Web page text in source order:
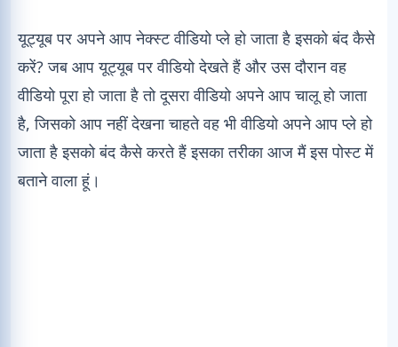
यूट्यूब पर अपने आप नेक्स्ट वीडियो प्ले हो जाता है इसको बंद कैसे
करें? जब आप यूट्यूब पर वीडियो देखते हैं और उस दौरान वह
वीडियो पूरा हो जाता है तो दूसरा वीडियो अपने आप चालू हो जाता
है, जिसको आप नहीं देखना चाहते वह भी वीडियो अपने आप प्ले हो
जाता है इसको बंद कैसे करते हैं इसका तरीका आज मैं इस पोस्ट में
बताने वाला हूं।